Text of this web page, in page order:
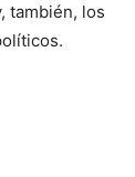
también, los